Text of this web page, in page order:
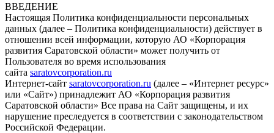
ВВЕДЕНИЕ
Настоящая Политика конфиденциальности персональных
данных (далее – Политика конфиденциальности) действует в
отношении всей информации, которую АО «Корпорация
развития Саратовской области» может получить от
Пользователя во время использования
сайта saratovcorporation.ru
Интернет-сайт saratovcorporation.ru (далее – «Интернет ресурс»
или «Сайт») принадлежит АО «Корпорация развития
Саратовской области» Все права на Сайт защищены, и их
нарушение преследуется в соответствии с законодательством
Российской Федерации.